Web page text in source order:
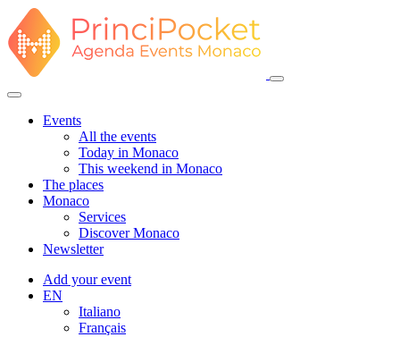
Events
All the events
Today in Monaco
This weekend in Monaco
The places
Monaco
Services
Discover Monaco
Newsletter
Add your event
EN
Italiano
Français